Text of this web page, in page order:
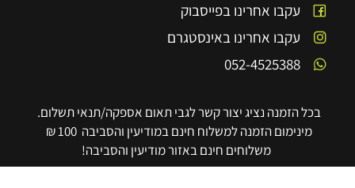
עקבו אחרינו בפייסבוק
עקבו אחרינו באינסטגרם
052-4525388
בכל הזמנה נציג יצור קשר לגבי תאום אספקה/תנאי תשלום.
מינימום הזמנה למשלוח חינם במודיעין והסביבה 100 ₪
משלוחים חינם באזור מודיעין והסביבה!